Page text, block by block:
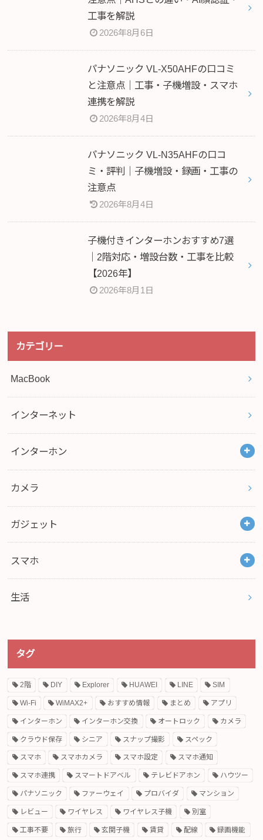
工事を解説
2026年8月6日
パナソニック VL-X50AHFの口コミ
と注意点｜工事・子機増設・スマホ
連携を解説
2026年8月4日
パナソニック VL-N35AHFの口コ
ミ・評判｜子機増設・録画・工事の
注意点
2026年8月4日
子機付きインターホンおすすめ7選
｜2階対応・増設台数・工事を比較
【2026年】
2026年8月1日
カテゴリー
MacBook
インターネット
インターホン
カメラ
ガジェット
スマホ
生活
タグ
2階 DIY Explorer HUAWEI LINE SIM
Wi-Fi WiMAX2+ おすすめ情報 まとめ アプリ
インターホン インターホン交換 オートロック カメラ
クラウド保存 シニア スナップ撮影 スペック
スマホ スマホカメラ スマホ設定 スマホ通知
スマホ連携 スマートドアベル テレビドアホン ハウツー
パナソニック ファーウェイ プロバイダ マンション
レビュー ワイヤレス ワイヤレス子機 別室
工事不要 旅行 玄関子機 賃貸 配線 録画機能